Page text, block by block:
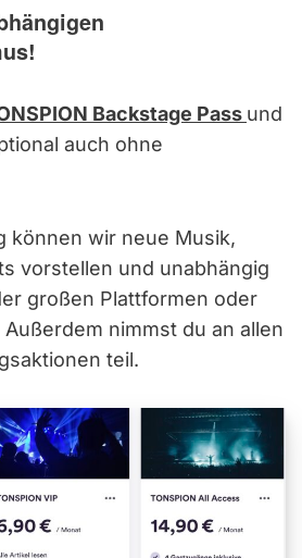
Backstage Pass und
auch ohne
können wir neue Musik,
vorstellen und unabhängig
großen Plattformen oder
nimmst du an allen
teil.